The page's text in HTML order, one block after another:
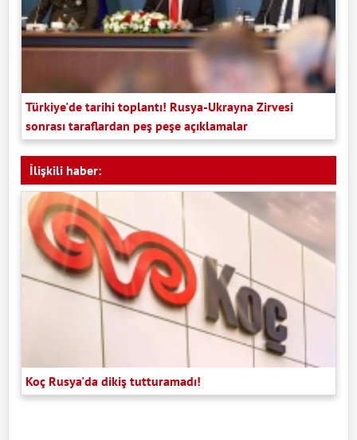
Türkiye'de tarihi toplantı! Rusya-Ukrayna Zirvesi
sonrası taraflardan peş peşe açıklamalar
İlişkili haber:
Koç Rusya'da dikiş tutturamadı!